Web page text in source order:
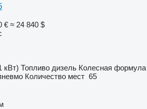
€ ≈ 24 840 $
кВт) Топливо дизель Колесная формула
Количество мест 65